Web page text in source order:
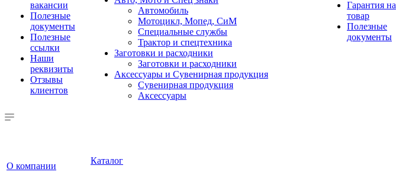
вакансии
Полезные
документы
Полезные
ссылки
Наши
реквизиты
Отзывы
клиентов
Автомобиль
Мотоцикл, Мопед, СиМ
Специальные службы
Трактор и спецтехника
Заготовки и расходники
Заготовки и расходники
Аксессуары и Сувенирная продукция
Сувенирная продукция
Аксессуары
Гарантия на
товар
Полезные
документы
О компании
Каталог